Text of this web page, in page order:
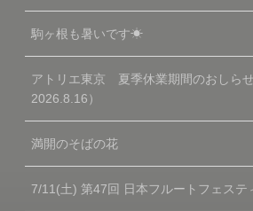
駒ヶ根も暑いです☀
アトリエ東京 夏季休業期間のおしら
2026.8.16）
満開のそばの花
7/11(土) 第47回 日本フルートフェステ